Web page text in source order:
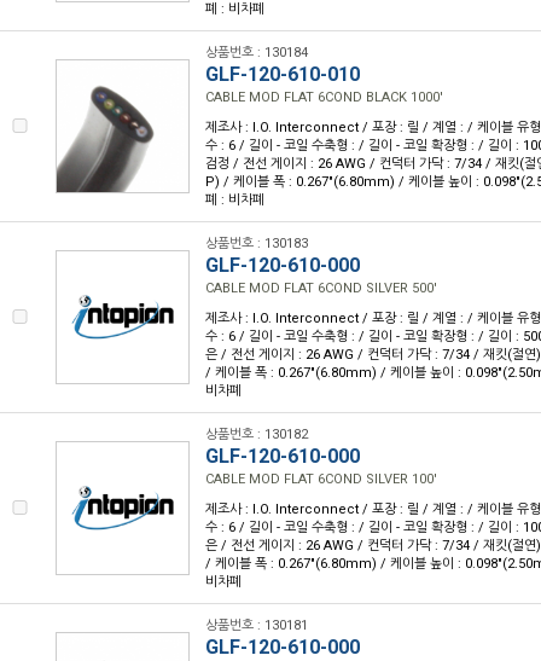
폐 : 비차폐
상품번호 : 130184
GLF-120-610-010
CABLE MOD FLAT 6COND BLACK 1000'
제조사 : I.O. Interconnect / 포장 : 릴 / 계열 : / 케이블 유형
수 : 6 / 길이 - 코일 수축형 : / 길이 - 코일 확장형 : / 길이 :
검정 / 전선 게이지 : 26 AWG / 컨덕터 가닥 : 7/34 / 재킷(절
P) / 케이블 폭 : 0.267"(6.80mm) / 케이블 높이 :
폐 : 비차폐
상품번호 : 130183
GLF-120-610-000
CABLE MOD FLAT 6COND SILVER 500'
제조사 : I.O. Interconnect / 포장 : 릴 / 계열 : / 케이블 유형
수 : 6 / 길이 - 코일 수축형 : / 길이 - 코일 확장형 : / 길이 :
은 / 전선 게이지 : 26 AWG / 컨덕터 가닥 : 7/34 / 재킷(절연
/ 케이블 폭 : 0.267"(6.80mm) / 케이블 높이 :
비차폐
상품번호 : 130182
GLF-120-610-000
CABLE MOD FLAT 6COND SILVER 100'
제조사 : I.O. Interconnect / 포장 : 릴 / 계열 : / 케이블 유형
수 : 6 / 길이 - 코일 수축형 : / 길이 - 코일 확장형 : / 길이 :
은 / 전선 게이지 : 26 AWG / 컨덕터 가닥 : 7/34 / 재킷(절연
/ 케이블 폭 : 0.267"(6.80mm) / 케이블 높이 :
비차폐
상품번호 : 130181
GLF-120-610-000